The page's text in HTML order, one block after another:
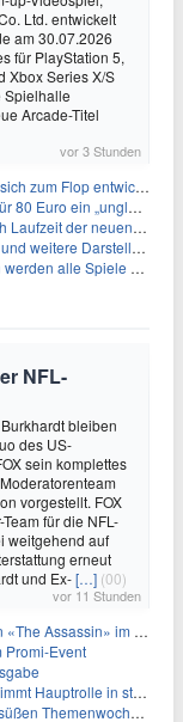
Ltd. entwickelt
am 30.07.2026
für PlayStation 5,
Xbox Series X/S
Spielhalle
Arcade-Titel
vor 3 Stunden
zum Flop entwickeln
Schnäppchen“
Gameplay-Präsentation
sollen feststehen
alle Spiele gestreamt
NFL-
bleiben
des US-
sein komplettes
vorgestellt. FOX
für die NFL-
weitgehend auf
erneut
und Ex-[…] (00)
vor 11 Stunden
im Fernsehen
Promi-Event
schwarzer Komödie
Themenwoche ein